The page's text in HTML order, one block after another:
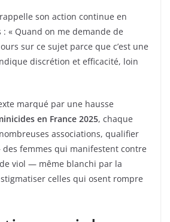
son action continue en
« Quand on me demande de
sur ce sujet parce que c’est une
discrétion et efficacité, loin
marqué par une hausse
en France 2025, chaque
associations, qualifier
des femmes qui manifestent contre
viol — même blanchi par la
celles qui osent rompre